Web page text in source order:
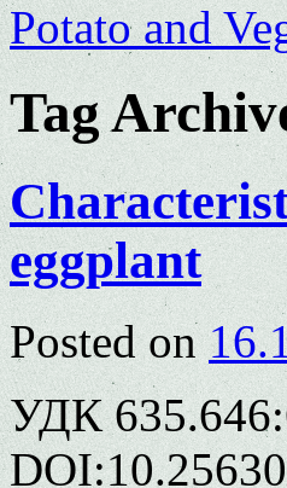
Potato and
Tag
eggplant
Posted on
УДК